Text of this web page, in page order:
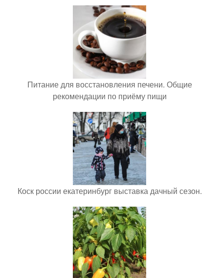
Питание для восстановления печени. Общие
рекомендации по приёму пищи
Коск россии екатеринбург выставка дачный сезон.